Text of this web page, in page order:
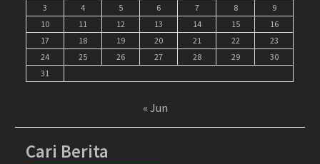
3
4 5 6 7 8
9
10
11 12 13 14 15
16
17
18 19 20 21 22
23
24
25 26 27 28 29
30
31
« Jun
Cari Berita